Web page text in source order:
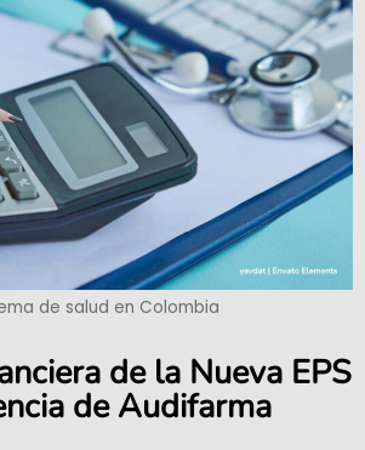
de salud en Colombia
de la Nueva EPS
de Audifarma